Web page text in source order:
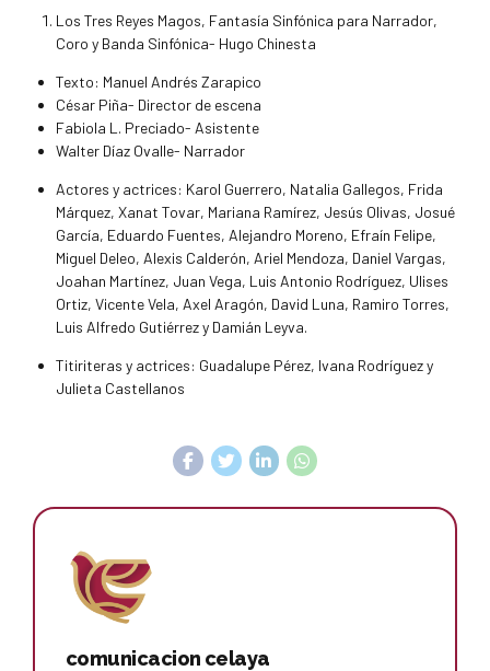
Los Tres Reyes Magos, Fantasía Sinfónica para Narrador,
Coro y Banda Sinfónica- Hugo Chinesta
Texto: Manuel Andrés Zarapico
César Piña- Director de escena
Fabiola L. Preciado- Asistente
Walter Díaz Ovalle- Narrador
Actores y actrices: Karol Guerrero, Natalia Gallegos, Frida
Márquez, Xanat Tovar, Mariana Ramírez, Jesús Olivas, Josué
García, Eduardo Fuentes, Alejandro Moreno, Efraín Felipe,
Miguel Deleo, Alexis Calderón, Ariel Mendoza, Daniel Vargas,
Joahan Martínez, Juan Vega, Luis Antonio Rodríguez, Ulises
Ortiz, Vicente Vela, Axel Aragón, David Luna, Ramiro Torres,
Luis Alfredo Gutiérrez y Damián Leyva.
Titiriteras y actrices: Guadalupe Pérez, Ivana Rodríguez y
Julieta Castellanos
comunicacion celaya